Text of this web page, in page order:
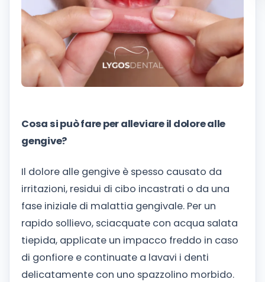
Cosa si può fare per alleviare il dolore alle
gengive?
Il dolore alle gengive è spesso causato da
irritazioni, residui di cibo incastrati o da una
fase iniziale di malattia gengivale. Per un
rapido sollievo, sciacquate con acqua salata
tiepida, applicate un impacco freddo in caso
di gonfiore e continuate a lavavi i denti
delicatamente con uno spazzolino morbido.